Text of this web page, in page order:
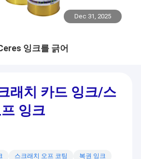
Dec 31, 2025
잉크를 긁어
래치 카드 잉크/스
잉크
스크래치 오프 코팅
복권 잉크